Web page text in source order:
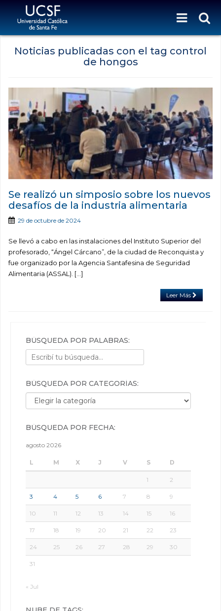
Noticias publicadas con el tag control
de hongos
Se realizó un simposio sobre los nuevos
desafíos de la industria alimentaria
29 de octubre de 2024
Se llevó a cabo en las instalaciones del Instituto Superior del
profesorado, “Ángel Cárcano”, de la ciudad de Reconquista y
fue organizado por la Agencia Santafesina de Seguridad
Alimentaria (ASSAL). […]
Leer Más
BÚSQUEDA POR PALABRAS:
BÚSQUEDA POR CATEGORÍAS:
Búsqueda por categorías:
BÚSQUEDA POR FECHA:
agosto 2026
L M X J V S D
1 2
3 4 5 6 7 8 9
10 11 12 13 14 15 16
17 18 19 20 21 22 23
24 25 26 27 28 29 30
31
« Jul